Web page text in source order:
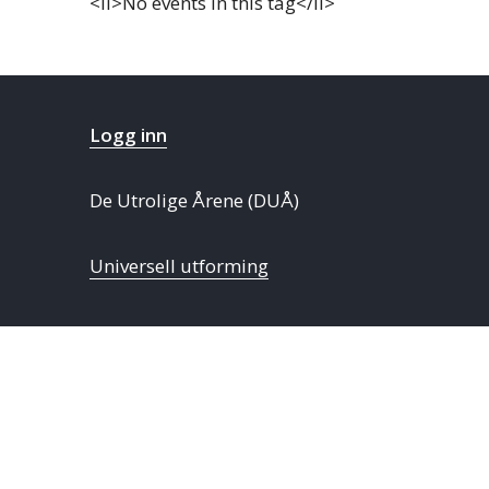
Logg inn
De Utrolige Årene (DUÅ)
Universell utforming